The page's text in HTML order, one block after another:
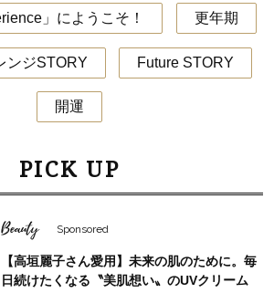
」にようこそ！ 更年期
ンジSTORY Future STORY
開運
PICK UP
Beauty Sponsored
【高垣麗子さん愛用】未来の肌のために。毎
日続けたくなる〝美肌想い〟のUVクリーム